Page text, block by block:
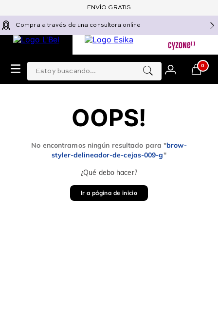
Compra a través de una consultora online
Estoy buscando... 0
ENVÍO GRATIS
OOPS!
No encontramos ningún resultado para "brow-
styler-delineador-de-cejas-009-g"
¿Qué debo hacer?
Ir a página de inicio